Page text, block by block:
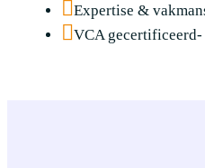
Expertise &
VCA